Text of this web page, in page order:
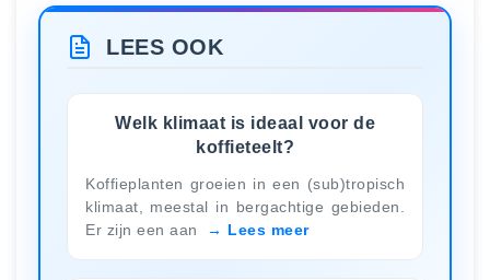
LEES OOK
Welk klimaat is ideaal voor de
koffieteelt?
Koffieplanten groeien in een (sub)tropisch
klimaat, meestal in bergachtige gebieden.
Er zijn een aan
Lees meer